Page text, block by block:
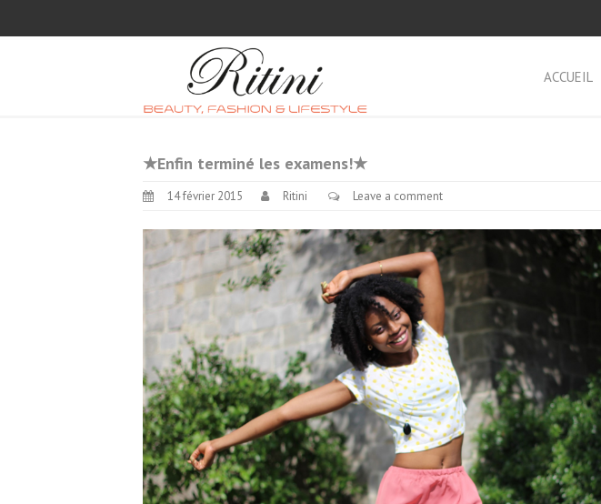
ACCUEIL
★Enfin terminé les examens!★
14 février 2015 Ritini Leave a comment